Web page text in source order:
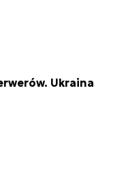
Ukraina